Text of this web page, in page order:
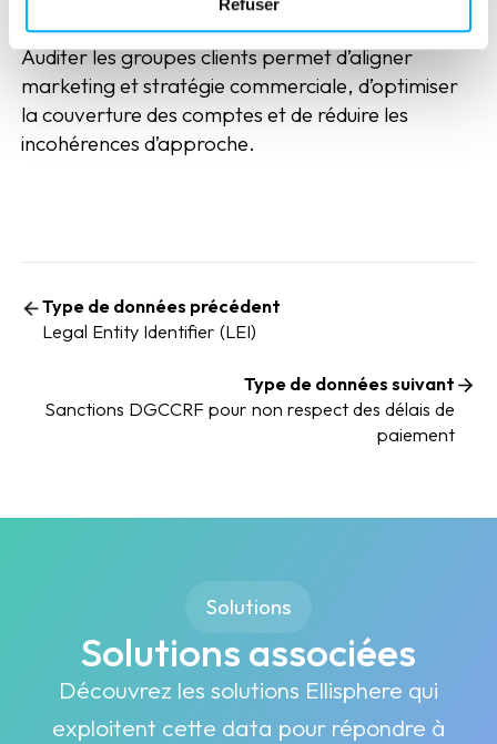
Refuser
Réaliser un audit de ses groupes clients
Auditer les groupes clients permet d’aligner
marketing et stratégie commerciale, d’optimiser
la couverture des comptes et de réduire les
incohérences d’approche.
Type de données précédent
Legal Entity Identifier (LEI)
Type de données suivant
Sanctions DGCCRF pour non respect des délais de
paiement
Solutions
Solutions associées
Découvrez les solutions Ellisphere qui
exploitent cette data pour répondre à